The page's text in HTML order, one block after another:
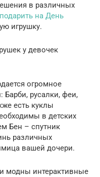
в различных
подарить на День
игрушку.
у девочек
огромное
русалки, феи,
есть куклы
в детских
Бен – спутник
различных
вашей дочери.
модны интерактивные